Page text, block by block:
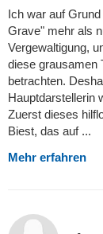
Ich war auf
Grave" mehr als
Vergewaltigung,
diese grausamen
betrachten.
Hauptdarstellerin
Zuerst dieses
Biest, das auf ...
Mehr erfahren